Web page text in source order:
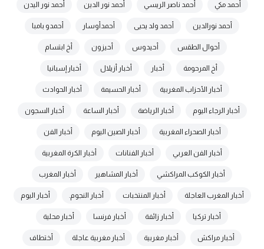
أحمد مكي أحمد ناصر الريسي أحمد نور الدين أحمد نور اليدن
أحمد نورالدين أحمد ولد يحيى أحمدأوسار أحمدو بامبا
أحوال الطقس أحيدوس أحيزون أخ ابتسام
أخ المرحومة أخبار أخبار أزيلال أخبار إسبانيا
أخبار الأحزاب المغربية أخبار الحسيمة أخبار الحوادث
أخبار الرجاء اليوم أخبار الرياضة أخبار الساعة أخبار السجون
أخبار الصحراء المغربية أخبار الصين اليوم أخبار الفن
أخبار الفن العربي أخبار الفنانات أخبار الكرة المغربية
أخبار الكوكب المراكشي أخبار المشاهير أخبار المغرب
أخبار المغرب العاجلة أخبار المنتخبات أخبار النجوم. أخبار اليوم
أخبار تركيا أخبار زائفة أخبار فرنسا أخبار محلية
أخبار مراكش أخبار مغربية أخبار مغربية عاجلة أختطاف